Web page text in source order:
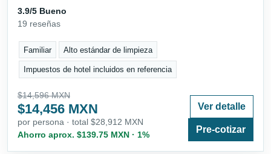
3.9/5 Bueno
19 reseñas
Familiar Alto estándar de limpieza
Impuestos de hotel incluidos en referencia
$14,596 MXN
$14,456 MXN
por persona · total $28,912 MXN
Ahorro aprox. $139.75 MXN · 1%
Ver detalle
Pre-cotizar